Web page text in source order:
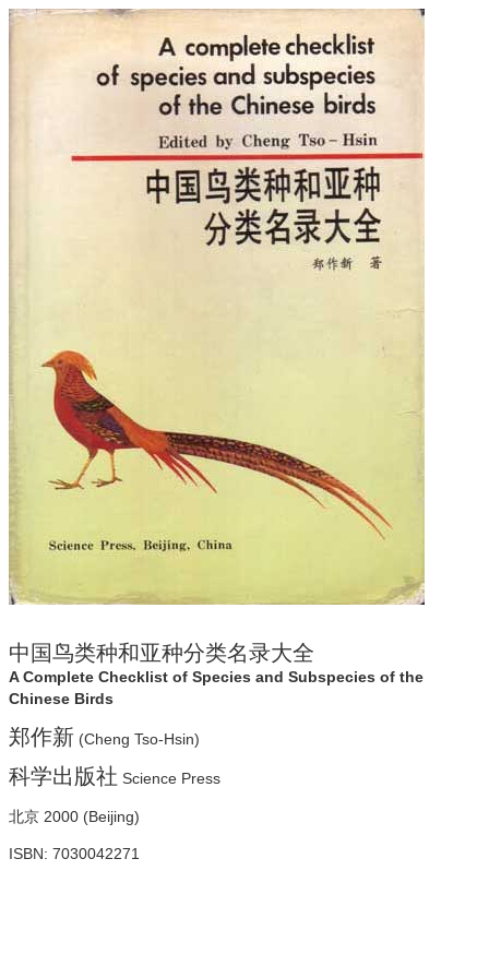
中国鸟类种和亚种分类名录大全
A Complete Checklist of Species and Subspecies of the
Chinese Birds
郑作新 (Cheng Tso-Hsin)
科学出版社 Science Press
北京 2000 (Beijing)
ISBN: 7030042271